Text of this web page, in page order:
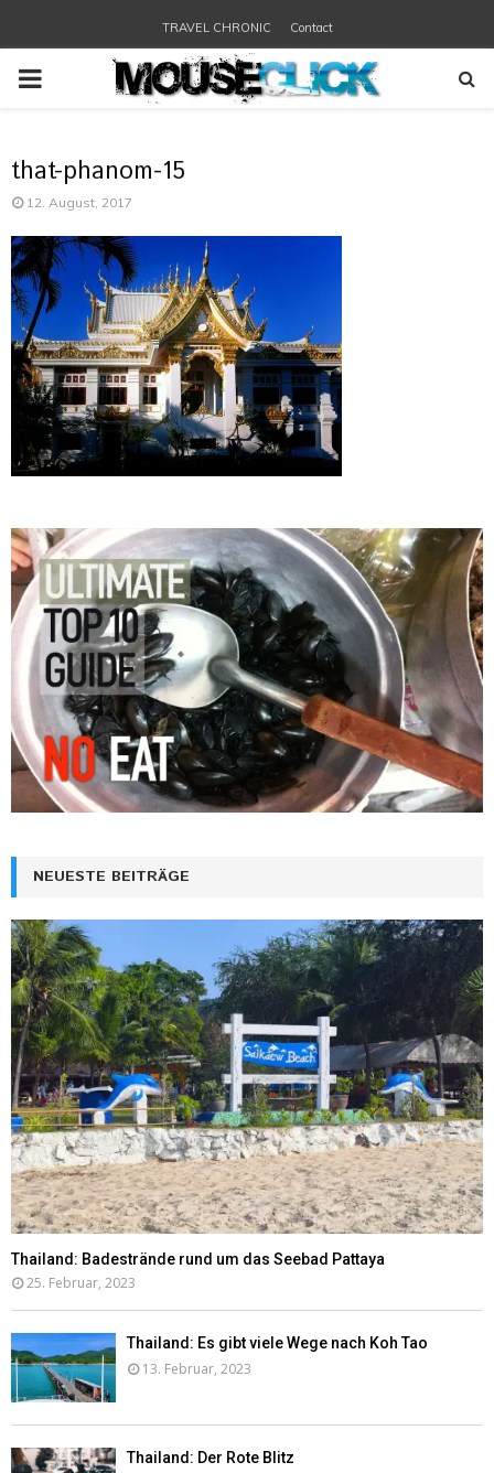
TRAVEL CHRONIC Contact
PRIMARY
that-phanom-15
12. August, 2017
NEUESTE BEITRÄGE
Thailand: Badestrände rund um das Seebad Pattaya
25. Februar, 2023
Thailand: Es gibt viele Wege nach Koh Tao
13. Februar, 2023
Thailand: Der Rote Blitz